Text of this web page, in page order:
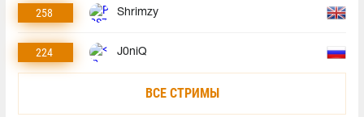
258 Shrimzy
224 J0niQ
ВСЕ СТРИМЫ